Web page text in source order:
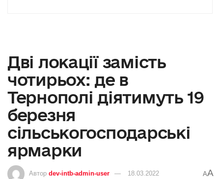
Дві локації замість
чотирьох: де в
Тернополі діятимуть 19
березня
сільськогосподарські
ярмарки
Автор dev-intb-admin-user 18.03.2022 AA